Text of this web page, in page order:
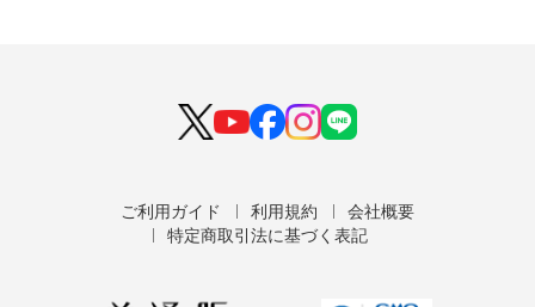
ご利用ガイド 利用規約
会社概要
特定商取引法に基づく表記